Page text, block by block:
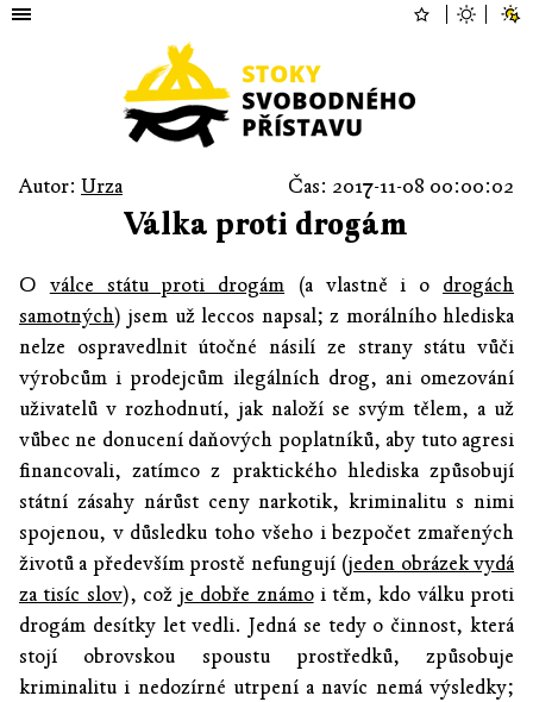
Autor: Urza Čas: 2017-11-08 00:00:02
Válka proti drogám
O válce státu proti drogám (a vlastně i o drogách
samotných) jsem už leccos napsal; z morálního hlediska
nelze ospravedlnit útočné násilí ze strany státu vůči
výrobcům i prodejcům ilegálních drog, ani omezování
uživatelů v rozhodnutí, jak naloží se svým tělem, a už
vůbec ne donucení daňových poplatníků, aby tuto agresi
financovali, zatímco z praktického hlediska způsobují
státní zásahy nárůst ceny narkotik, kriminalitu s nimi
spojenou, v důsledku toho všeho i bezpočet zmařených
životů a především prostě nefungují (jeden obrázek vydá
za tisíc slov), což je dobře známoi těm, kdo válku proti
drogám desítky let vedli. Jedná se tedy o činnost, která
stojí obrovskou spoustu prostředků, způsobuje
kriminalitu i nedozírné utrpení a navíc nemá výsledky;